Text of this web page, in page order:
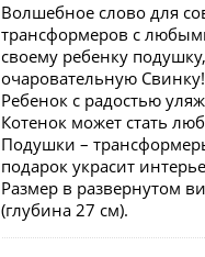
Волшебное слово для
трансформеров с
своему ребенку
очаровательную Свинку!
Ребенок с радостью
Котенок может стать
Подушки –
подарок украсит
Размер в развернутом
(глубина 27 см).